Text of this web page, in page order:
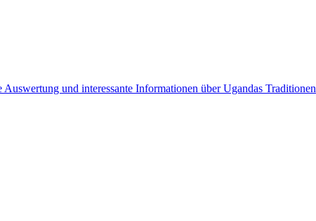
und interessante Informationen über Ugandas Traditionen